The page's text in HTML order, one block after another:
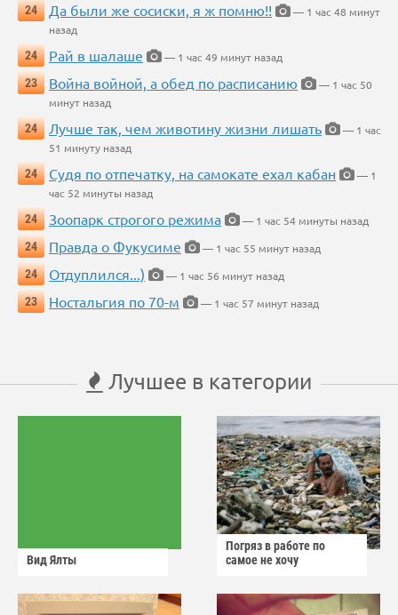
24
Да были же сосиски, я ж помню!!
— 1 час 48 минут
назад
24
Рай в шалаше
— 1 час 49 минут назад
23
Война войной, а обед по расписанию
— 1 час 50
минут назад
24
Лучше так, чем животину жизни лишать
— 1 час
51 минуту назад
24
Судя по отпечатку, на самокате ехал кабан
— 1
час 52 минуты назад
24
Зоопарк строгого режима
— 1 час 54 минуты назад
24
Правда о Фукусиме
— 1 час 55 минут назад
24
Отдуплился...)
— 1 час 56 минут назад
23
Ностальгия по 70-м — 1 час 57 минут назад
Лучшее в категории
Вид Ялты
Погряз в работе по
самое не хочу